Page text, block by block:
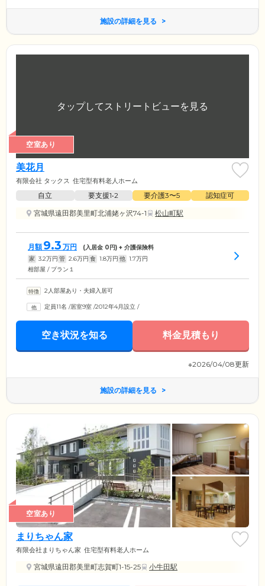
施設の詳細を見る
空室あり
美花月
有限会社 タックス 住宅型有料老人ホーム
自立 要支援1•2 要介護3〜5
認知症可
宮城県遠田郡美里町北浦姥ヶ沢74-1
松山町駅
月額 9.3 万円 (入居金 0円) + 介護保険料
家 3.2万円 管 2.6万円 食 1.8万円 他 1.7万円
相部屋 / プラン１
2人部屋あり・夫婦入居可
定員11名 /居室9室 /2012年4月設立 /
空き状況を知る 料金見積もり
※2026/04/08更新
施設の詳細を見る
空室あり
まりちゃん家
有限会社まりちゃん家 住宅型有料老人ホーム
宮城県遠田郡美里町志賀町1-15-25 小牛田駅